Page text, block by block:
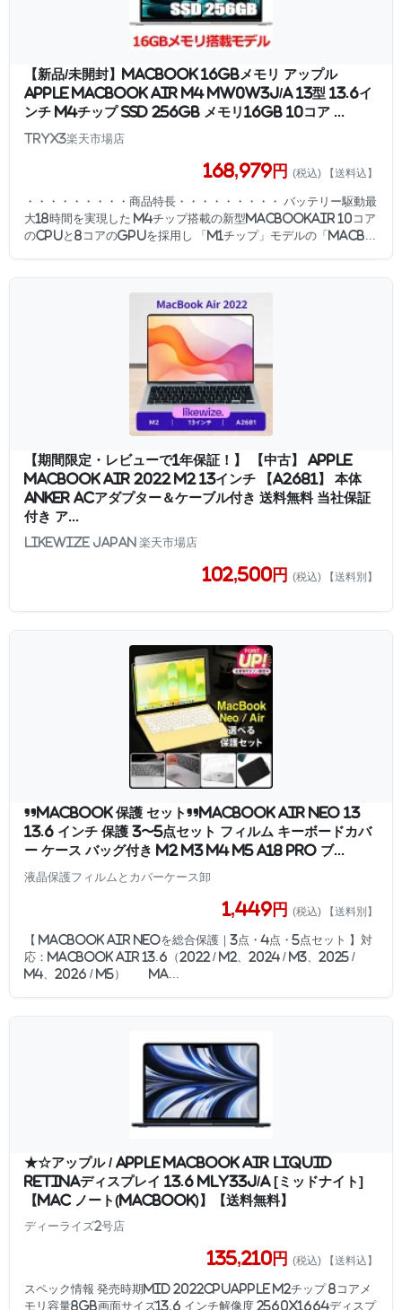
【新品/未開封】MacBook 16GBメモリ アップル
Apple MacBook Air M4 MW0W3J/A 13型 13.6イ
ンチ M4チップ SSD 256GB メモリ16GB 10コア ...
TRYX3楽天市場店
168,979円 (税込) 【送料込】
・・・・・・・・・商品特長・・・・・・・・・ バッテリー駆動最
大18時間を実現した M4チップ搭載の新型MacBookAir 10コア
のCPUと8コアのGPUを採用し 「M1チップ」モデルの「MacB...
【期間限定・レビューで1年保証！】 【中古】 Apple
MacBook Air 2022 M2 13インチ 【A2681】 本体
Anker ACアダプター＆ケーブル付き 送料無料 当社保証
付き ア...
Likewize Japan 楽天市場店
102,500円 (税込) 【送料別】
”macbook 保護 セット”macbook air neo 13
13.6 インチ 保護 3〜5点セット フィルム キーボードカバ
ー ケース バッグ付き M2 M3 M4 M5 A18 Pro ブ...
液晶保護フィルムとカバーケース卸
1,449円 (税込) 【送料別】
【 MacBook Air Neoを総合保護｜3点・4点・5点セット 】対
応：MacBook Air 13.6（2022 / M2、2024 / M3、2025 /
M4、2026 / M5） Ma...
★☆アップル / APPLE MacBook Air Liquid
Retinaディスプレイ 13.6 MLY33J/A [ミッドナイト]
【Mac ノート(MacBook)】【送料無料】
ディーライズ2号店
135,210円 (税込) 【送料込】
スペック情報 発売時期Mid 2022CPUApple M2チップ 8コアメ
モリ容量8GB画面サイズ13.6 インチ解像度 2560x1664ディスプ